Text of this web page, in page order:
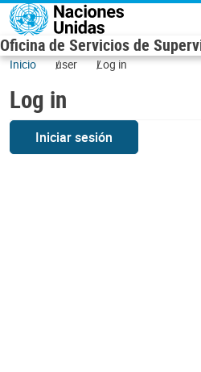
Skip to main content
Oficina de Servicios de
Inicio user Log in
Log in
Iniciar sesión